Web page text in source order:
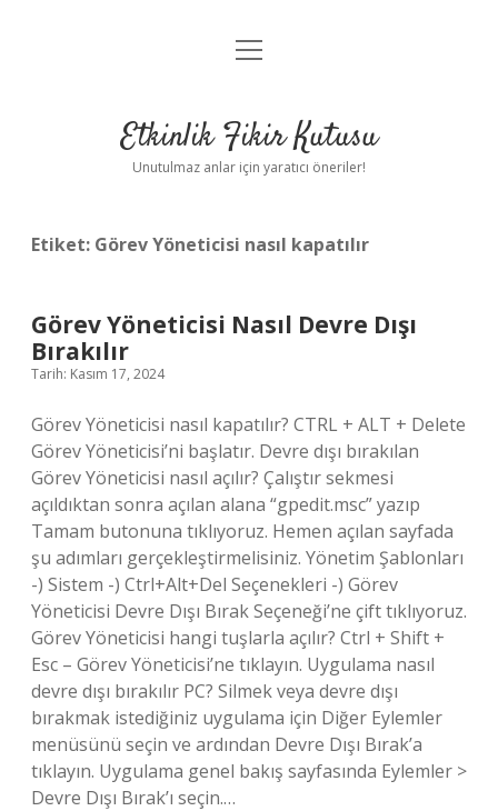
Anasayfa
Yasal Uyarı
menüyü
Etkinlik Fikir Kutusu
Unutulmaz anlar için yaratıcı öneriler!
Etiket: Görev Yöneticisi nasıl kapatılır
Görev Yöneticisi Nasıl Devre Dışı
Bırakılır
Tarih: Kasım 17, 2024
Görev Yöneticisi nasıl kapatılır? CTRL + ALT + Delete
Görev Yöneticisi’ni başlatır. Devre dışı bırakılan
Görev Yöneticisi nasıl açılır? Çalıştır sekmesi
açıldıktan sonra açılan alana “gpedit.msc” yazıp
Tamam butonuna tıklıyoruz. Hemen açılan sayfada
şu adımları gerçekleştirmelisiniz. Yönetim Şablonları
-) Sistem -) Ctrl+Alt+Del Seçenekleri -) Görev
Yöneticisi Devre Dışı Bırak Seçeneği’ne çift tıklıyoruz.
Görev Yöneticisi hangi tuşlarla açılır? Ctrl + Shift +
Esc – Görev Yöneticisi’ne tıklayın. Uygulama nasıl
devre dışı bırakılır PC? Silmek veya devre dışı
bırakmak istediğiniz uygulama için Diğer Eylemler
menüsünü seçin ve ardından Devre Dışı Bırak’a
tıklayın. Uygulama genel bakış sayfasında Eylemler >
Devre Dışı Bırak’ı seçin.…